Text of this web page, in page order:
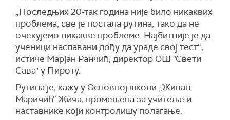
„Последњих 20-так година није било никаквих
проблема, све је постала рутина, тако да не
очекујемо никакве проблеме. Најбитније је да
ученици наспавани дођу да ураде свој тест“,
истиче Марјан Ранчић, директор ОШ "Свети
Сава" у Пироту.
Рутина је, кажу у Основној школи „Живан
Маричић” Жича, промењена за учитеље и
наставнике који контролишу полагање.